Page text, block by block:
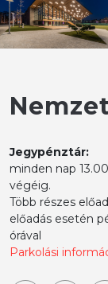
Jegypénztár:
minden nap
végéig.
Több részes
előadás esetén
órával
Parkolási